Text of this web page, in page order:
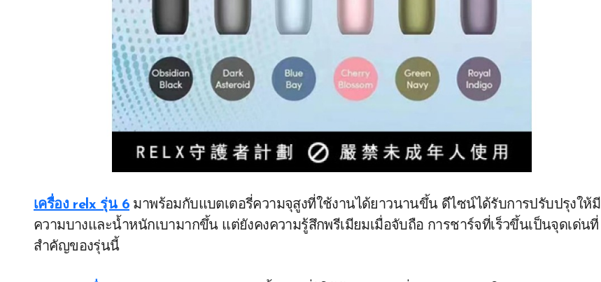
เครื่อง relx รุ่น 6 มาพร้อมกับแบตเตอรี่ความจุสูงที่ใช้งานได้ยาวนานขึ้น ดีไซน์ได้รับการปรับปรุงให้มี
ความบางและน้ำหนักเบามากขึ้น แต่ยังคงความรู้สึกพรีเมียมเมื่อจับถือ การชาร์จที่เร็วขึ้นเป็นจุดเด่นที่
สำคัญของรุ่นนี้